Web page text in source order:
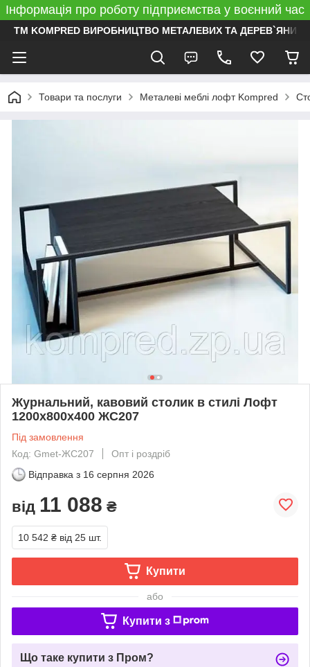
Інформація про роботу підприємства у воєнний час
ТМ KOMPRED ВИРОБНИЦТВО МЕТАЛЕВИХ ТА ДЕРЕВ`ЯНИХ
Товари та послуги Металеві меблі лофт Kompred
Журнальний, кавовий столик в стилі Лофт
1200х800х400 ЖС207
Під замовлення
Код: Gmet-ЖС207
Опт і роздріб
Відправка з 16 серпня 2026
від 11 088 ₴
10 542 ₴ від 25 шт.
Купити
або
Купити з
Що таке купити з Пром?